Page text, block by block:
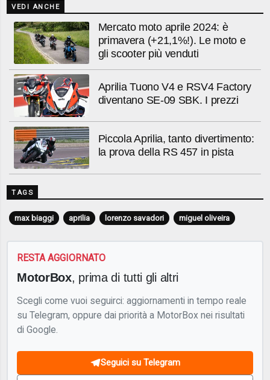
VEDI ANCHE
Mercato moto aprile 2024: è
primavera (+21,1%!). Le moto e
gli scooter più venduti
Aprilia Tuono V4 e RSV4 Factory
diventano SE-09 SBK. I prezzi
Piccola Aprilia, tanto divertimento:
la prova della RS 457 in pista
TAGS
max biaggi aprilia lorenzo savadori miguel oliveira
RESTA AGGIORNATO
MotorBox, prima di tutti gli altri
Scegli come vuoi seguirci: aggiornamenti in tempo reale
su Telegram, oppure dai priorità a MotorBox nei risultati
di Google.
Seguici su Telegram